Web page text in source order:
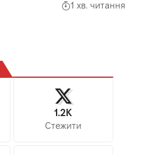
1 хв. читання
1.2K
Стежити